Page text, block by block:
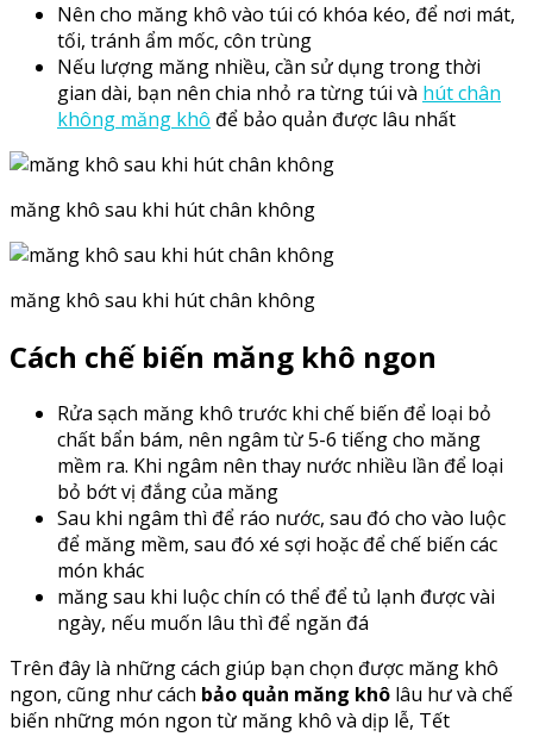
Nên cho măng khô vào túi có khóa kéo, để nơi mát,
tối, tránh ẩm mốc, côn trùng
Nếu lượng măng nhiều, cần sử dụng trong thời
gian dài, bạn nên chia nhỏ ra từng túi và hút chân
không măng khô để bảo quản được lâu nhất
măng khô sau khi hút chân không
măng khô sau khi hút chân không
Cách chế biến măng khô ngon
Rửa sạch măng khô trước khi chế biến để loại bỏ
chất bẩn bám, nên ngâm từ 5-6 tiếng cho măng
mềm ra. Khi ngâm nên thay nước nhiều lần để loại
bỏ bớt vị đắng của măng
Sau khi ngâm thì để ráo nước, sau đó cho vào luộc
để măng mềm, sau đó xé sợi hoặc để chế biến các
món khác
măng sau khi luộc chín có thể để tủ lạnh được vài
ngày, nếu muốn lâu thì để ngăn đá
Trên đây là những cách giúp bạn chọn được măng khô
ngon, cũng như cách bảo quản măng khô lâu hư và chế
biến những món ngon từ măng khô và dịp lễ, Tết